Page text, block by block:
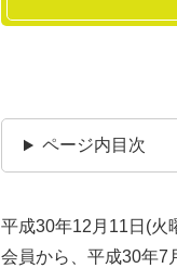
ページ内目次
平成30年12月11日(火
会員から、平成30年7